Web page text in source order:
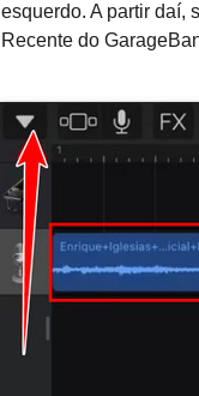
esquerdo. A partir daí,
Recente do